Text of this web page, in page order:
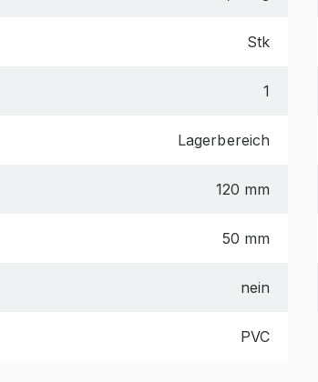
Stk
1
Lagerbereich
120 mm
50 mm
nein
PVC